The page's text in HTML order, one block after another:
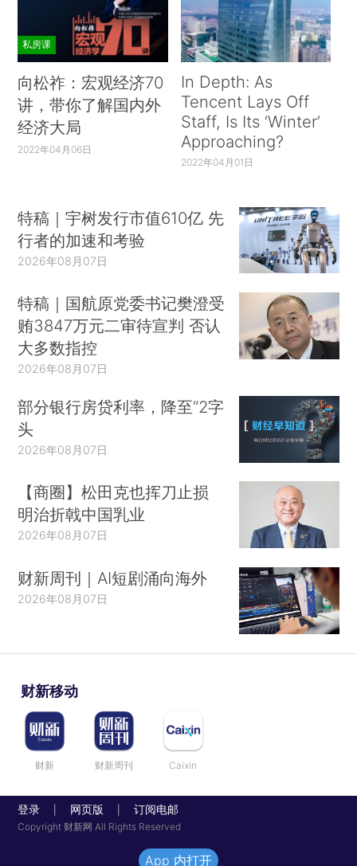
私房课
向松祚：宏观经济70
讲，带你了解国内外
经济大局
2022年04月06日
In Depth: As
Tencent Lays Off
Staff, Is Its ‘Winter’
Approaching?
2022年04月01日
特稿｜宇树发行市值610亿 先
行者的加速和考验
2026年08月07日
特稿｜国航原党委书记樊澄受
贿3847万元二审待宣判 否认
大多数指控
2026年08月07日
部分银行房贷利率，降至“2字
头
2026年08月07日
【商圈】松田克也挥刀止损
明治折戟中国乳业
2026年08月07日
财新周刊｜AI短剧涌向海外
2026年08月07日
财新移动
财新 财新周刊 Caixin
登录 网页版 订阅电邮
Copyright 财新网 All Rights Reserved
App 内打开